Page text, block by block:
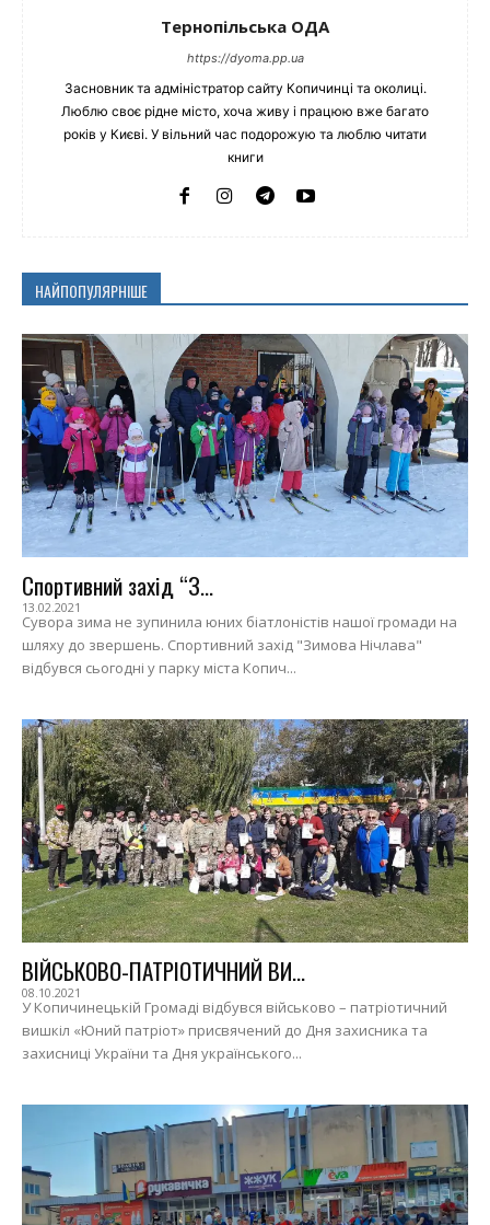
Тернопільська ОДА
https://dyoma.pp.ua
Засновник та адміністратор сайту Копичинці та околиці.
Люблю своє рідне місто, хоча живу і працюю вже багато
років у Києві. У вільний час подорожую та люблю читати
книги
НАЙПОПУЛЯРНІШЕ
Спортивний захід “З...
13.02.2021
Сувора зима не зупинила юних біатлоністів нашої громади на
шляху до звершень. Спортивний захід "Зимова Нічлава"
відбувся сьогодні у парку міста Копич...
ВІЙСЬКОВО-ПАТРІОТИЧНИЙ ВИ...
08.10.2021
У Копичинецькій Громаді відбувся військово – патріотичний
вишкіл «Юний патріот» присвячений до Дня захисника та
захисниці України та Дня українського...